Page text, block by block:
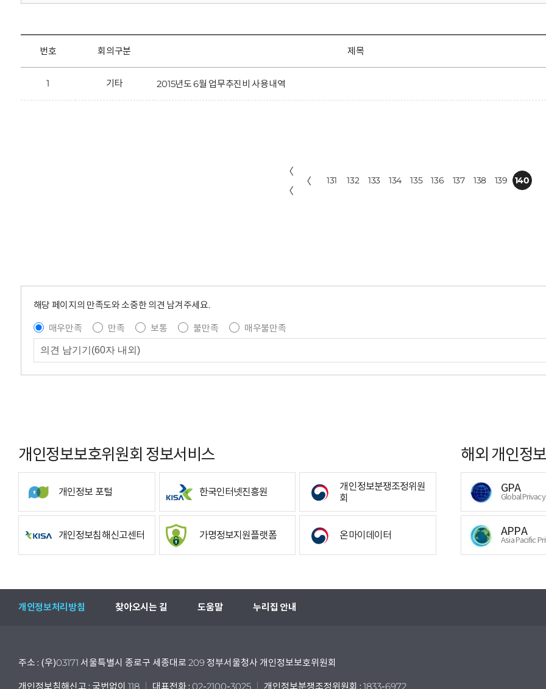
번호 회의구분 제목
1 기타 2015년도 6월 업무추진비 사용내역
〈
〈
〈 131 132 133 134 135 136 137 138 139 140
해당 페이지의 만족도와 소중한 의견 남겨주세요.
매우만족
만족 보통 불만족 매우불만족
개인정보보호위원회 정보서비스
개인정보 포털 한국인터넷진흥원
개인정보분쟁조정위원
회
개인정보침해신고센터 가명정보지원플랫폼 온마이데이터
해외 개인정
GPA
Global
APPA
Asia Pacific
개인정보처리방침 찾아오시는 길 도움말 누리집 안내
주소 : (우)03171 서울특별시 종로구 세종대로 209 정부서울청사 개인정보보호위원회
개인정보침해신고 : 국번없이 118 대표전화 : 02-2100-3025 개인정보분쟁조정위원회 : 1833-6972